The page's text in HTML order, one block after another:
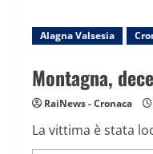
Alagna Valsesia
Montagna,
RaiNews - Cronaca
La vittima è stata